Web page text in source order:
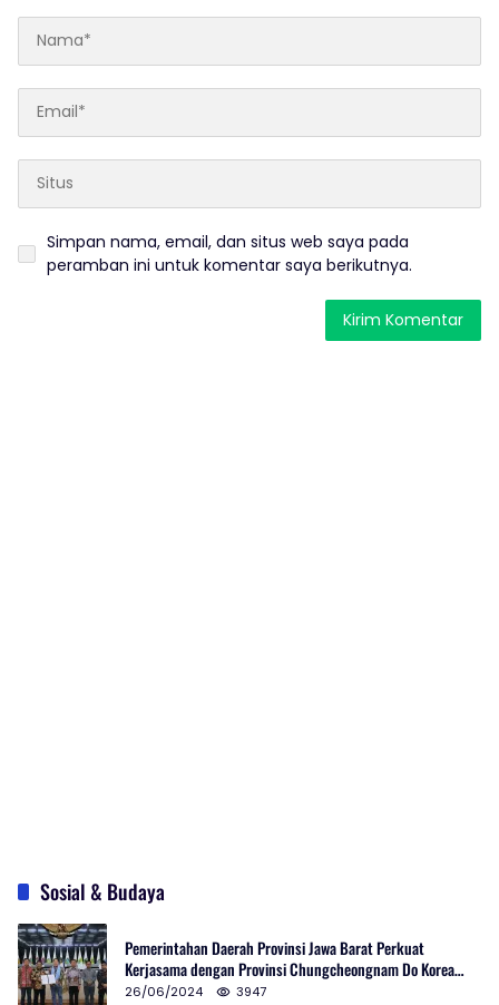
Simpan nama, email, dan situs web saya pada
peramban ini untuk komentar saya berikutnya.
Sosial & Budaya
Pemerintahan Daerah Provinsi Jawa Barat Perkuat
Kerjasama dengan Provinsi Chungcheongnam Do Korea
Selatan
26/06/2024 3947